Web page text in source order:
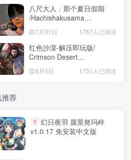
八尺大人：那个夏日假期
/Hachishakusama
Build.24462853 免安装中文
版7月31日 1767人已阅读
红色沙漠-解压即玩版/
Crimson Desert
HYPERVISOR v1.14.00 免
安装中文版
8月4日 1731人已阅读
推荐
1
幻日夜羽 蜃景努玛梓
v1.0.17 免安装中文版